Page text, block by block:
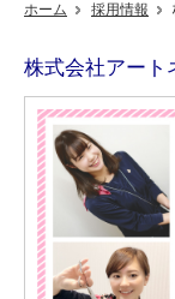
ホーム 採用情報
株式会社アー